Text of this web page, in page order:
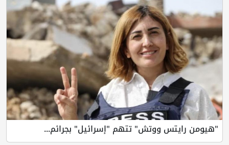
"هيومن رايتس ووتش" تتهم "إسرائيل" بجرائم...